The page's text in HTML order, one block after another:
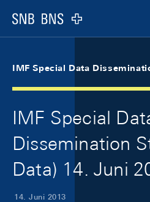
Logo
IMF Special Data
IMF Special
Dissemination
Data) 14. Juni
14. Juni 2013